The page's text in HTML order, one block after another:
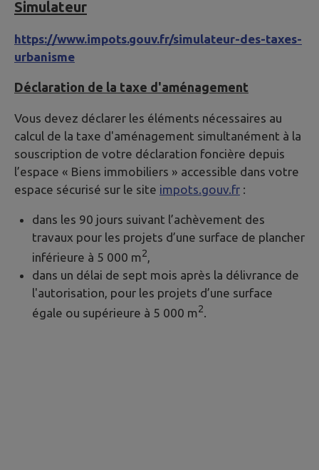
Simulateur
https://www.impots.gouv.fr/simulateur-des-taxes-
urbanisme
Déclaration de la taxe d'aménagement
Vous devez déclarer les éléments nécessaires au
calcul de la taxe d'aménagement simultanément à la
souscription de votre déclaration foncière depuis
l’espace « Biens immobiliers » accessible dans votre
espace sécurisé sur le site impots.gouv.fr :
dans les 90 jours suivant l’achèvement des
travaux pour les projets d’une surface de plancher
inférieure à 5 000 m2,
dans un délai de sept mois après la délivrance de
l'autorisation, pour les projets d’une surface
égale ou supérieure à 5 000 m2